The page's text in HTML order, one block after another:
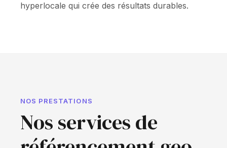
hyperlocale qui crée des résultats durables.
NOS PRESTATIONS
Nos services de